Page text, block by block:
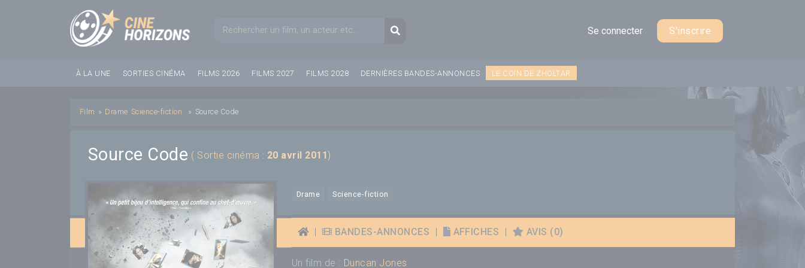
Formulaire de rechercheRecherche
Se connecter S'inscrire
À LA UNE SORTIES CINÉMA FILMS 2026 FILMS 2027 FILMS 2028 DERNIÈRES BANDES-ANNONCES LE COIN DE ZHOLTAR
Film » Drame Science-fiction » Source Code
Source Code ( Sortie cinéma : 20 avril 2011)
Drame Science-fiction
BANDES-ANNONCES AFFICHES AVIS (0)
Un film de : Duncan Jones
Panneau de gestion des cookies